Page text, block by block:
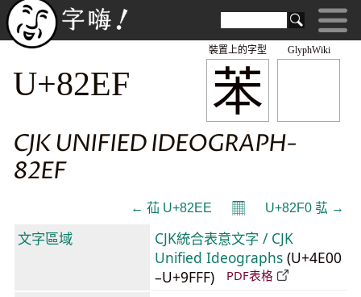
GlyphWiki
苯
裝置上的字型
U+82EF
CJK UNIFIED IDEOGRAPH-
82EF
← 苮 U+82EE 𝄜 U+82F0 苰 →
文字區域
CJK統合表意文字 / CJK
Unified Ideographs (U+4E00
–U+9FFF)
PDF表格